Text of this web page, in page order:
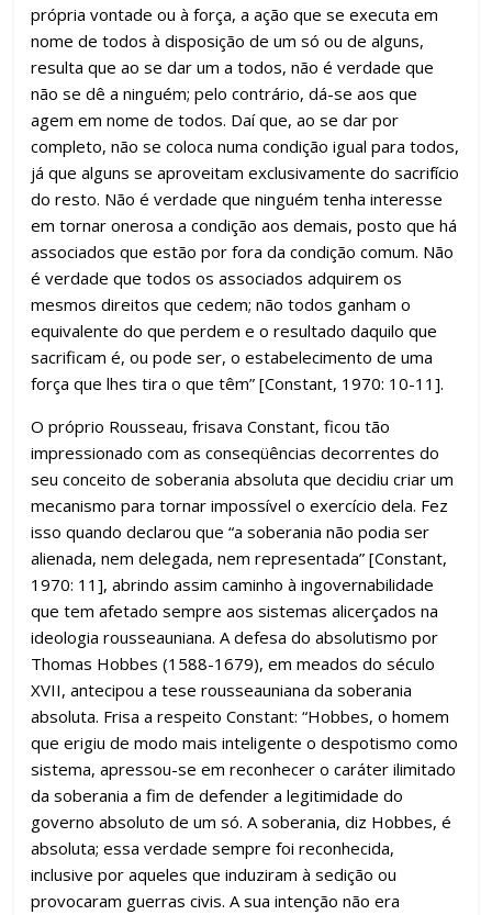
própria vontade ou à força, a ação que se executa em
nome de todos à disposição de um só ou de alguns,
resulta que ao se dar um a todos, não é verdade que
não se dê a ninguém; pelo contrário, dá-se aos que
agem em nome de todos. Daí que, ao se dar por
completo, não se coloca numa condição igual para todos,
já que alguns se aproveitam exclusivamente do sacrifício
do resto. Não é verdade que ninguém tenha interesse
em tornar onerosa a condição aos demais, posto que há
associados que estão por fora da condição comum. Não
é verdade que todos os associados adquirem os
mesmos direitos que cedem; não todos ganham o
equivalente do que perdem e o resultado daquilo que
sacrificam é, ou pode ser, o estabelecimento de uma
força que lhes tira o que têm” [Constant, 1970: 10-11].
O próprio Rousseau, frisava Constant, ficou tão
impressionado com as conseqüências decorrentes do
seu conceito de soberania absoluta que decidiu criar um
mecanismo para tornar impossível o exercício dela. Fez
isso quando declarou que “a soberania não podia ser
alienada, nem delegada, nem representada” [Constant,
1970: 11], abrindo assim caminho à ingovernabilidade
que tem afetado sempre aos sistemas alicerçados na
ideologia rousseauniana. A defesa do absolutismo por
Thomas Hobbes (1588-1679), em meados do século
XVII, antecipou a tese rousseauniana da soberania
absoluta. Frisa a respeito Constant: “Hobbes, o homem
que erigiu de modo mais inteligente o despotismo como
sistema, apressou-se em reconhecer o caráter ilimitado
da soberania a fim de defender a legitimidade do
governo absoluto de um só. A soberania, diz Hobbes, é
absoluta; essa verdade sempre foi reconhecida,
inclusive por aqueles que induziram à sedição ou
provocaram guerras civis. A sua intenção não era